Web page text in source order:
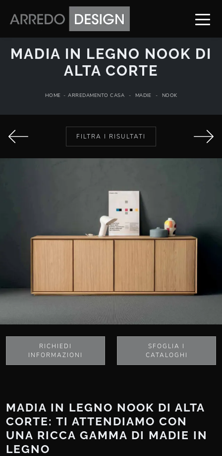
MADIA IN LEGNO NOOK DI
ALTA CORTE
HOME - ARREDAMENTO CASA - MADIE - NOOK
FILTRA I RISULTATI
RICHIEDI
INFORMAZIONI
SFOGLIA I
CATALOGHI
MADIA IN LEGNO NOOK DI ALTA
CORTE: TI ATTENDIAMO CON
UNA RICCA GAMMA DI MADIE IN
LEGNO